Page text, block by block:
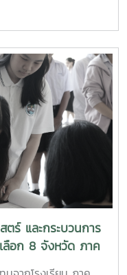
ร์ และกระบวนการ
ลือก 8 จังหวัด ภาค